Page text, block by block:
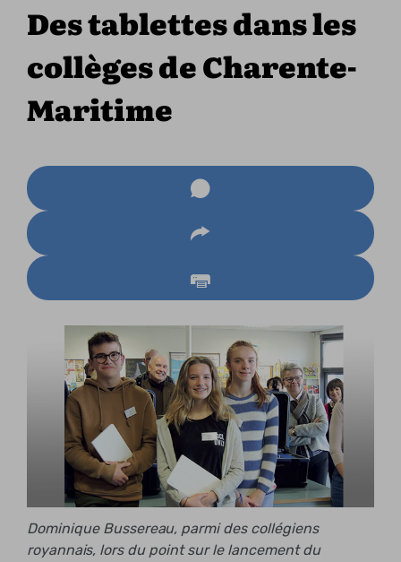
Des tablettes dans les
collèges de Charente-
Maritime
Dominique Bussereau, parmi des collégiens
royannais, lors du point sur le lancement du